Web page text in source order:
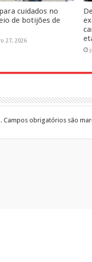
cuidados no
de botijões de
27, 2026
Campos obrigatórios são